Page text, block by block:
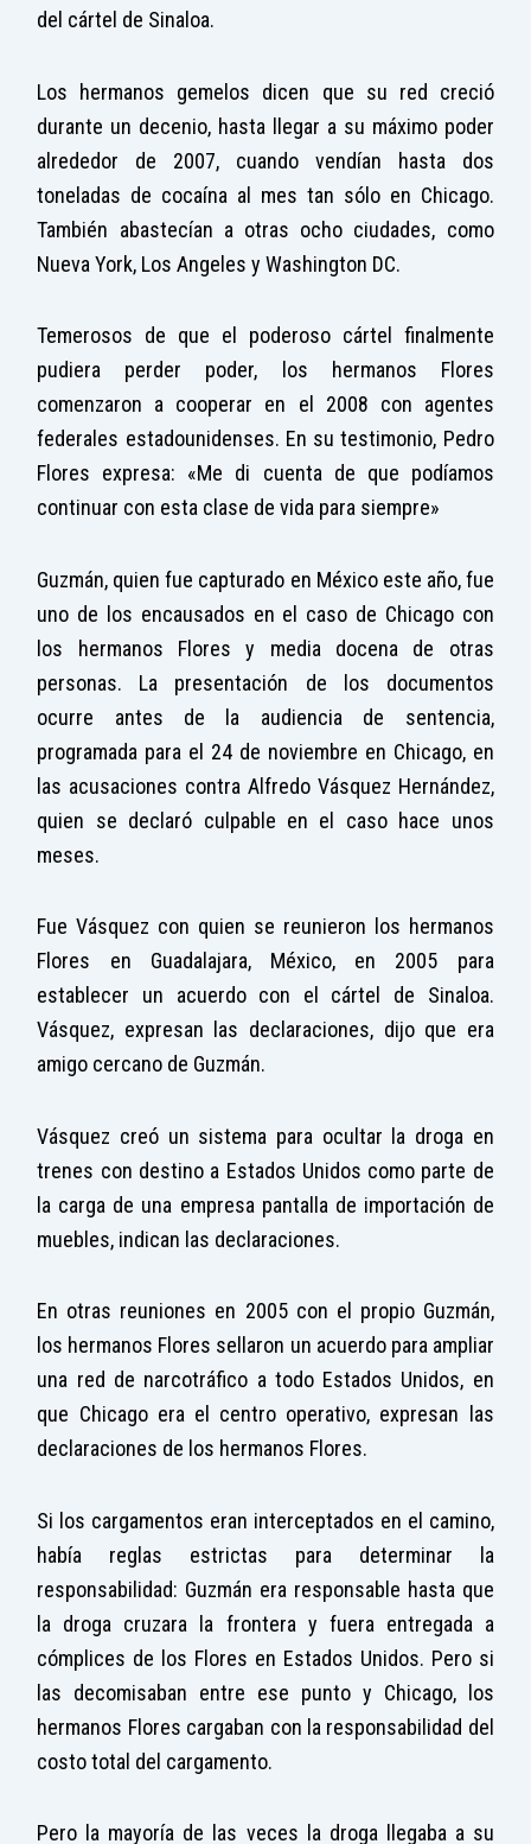
del cártel de Sinaloa.
Los hermanos gemelos dicen que su red creció
durante un decenio, hasta llegar a su máximo poder
alrededor de 2007, cuando vendían hasta dos
toneladas de cocaína al mes tan sólo en Chicago.
También abastecían a otras ocho ciudades, como
Nueva York, Los Angeles y Washington DC.
Temerosos de que el poderoso cártel finalmente
pudiera perder poder, los hermanos Flores
comenzaron a cooperar en el 2008 con agentes
federales estadounidenses. En su testimonio, Pedro
Flores expresa: «Me di cuenta de que podíamos
continuar con esta clase de vida para siempre»
Guzmán, quien fue capturado en México este año, fue
uno de los encausados en el caso de Chicago con
los hermanos Flores y media docena de otras
personas. La presentación de los documentos
ocurre antes de la audiencia de sentencia,
programada para el 24 de noviembre en Chicago, en
las acusaciones contra Alfredo Vásquez Hernández,
quien se declaró culpable en el caso hace unos
meses.
Fue Vásquez con quien se reunieron los hermanos
Flores en Guadalajara, México, en 2005 para
establecer un acuerdo con el cártel de Sinaloa.
Vásquez, expresan las declaraciones, dijo que era
amigo cercano de Guzmán.
Vásquez creó un sistema para ocultar la droga en
trenes con destino a Estados Unidos como parte de
la carga de una empresa pantalla de importación de
muebles, indican las declaraciones.
En otras reuniones en 2005 con el propio Guzmán,
los hermanos Flores sellaron un acuerdo para ampliar
una red de narcotráfico a todo Estados Unidos, en
que Chicago era el centro operativo, expresan las
declaraciones de los hermanos Flores.
Si los cargamentos eran interceptados en el camino,
había reglas estrictas para determinar la
responsabilidad: Guzmán era responsable hasta que
la droga cruzara la frontera y fuera entregada a
cómplices de los Flores en Estados Unidos. Pero si
las decomisaban entre ese punto y Chicago, los
hermanos Flores cargaban con la responsabilidad del
costo total del cargamento.
Pero la mayoría de las veces la droga llegaba a su